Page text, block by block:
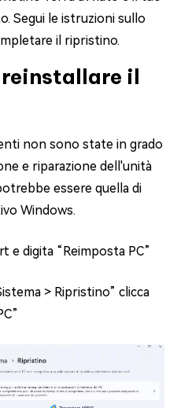
Segui le istruzioni sullo
il ripristino.
reinstallare il
non sono state in grado
e riparazione dell'unità
essere quella di
Windows.
e digita “Reimposta PC”
> Ripristino” clicca